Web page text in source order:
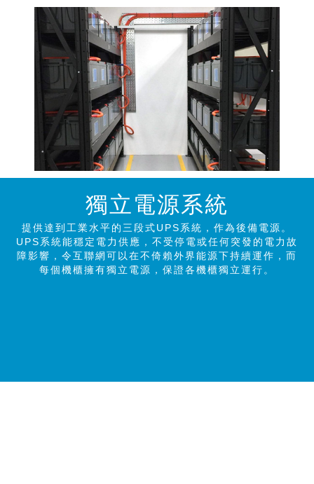
獨立電源系統
提供達到工業水平的三段式UPS系統，作為後備電源。
UPS系統能穩定電力供應，不受停電或任何突發的電力故
障影響，令互聯網可以在不倚賴外界能源下持續運作，而
每個機櫃擁有獨立電源，保證各機櫃獨立運行。